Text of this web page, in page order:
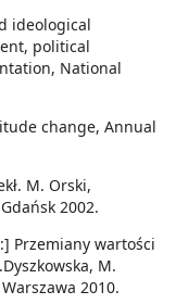
ideological
political
National
change, Annual
M. Orski,
2002.
Przemiany wartości
M.
2010.